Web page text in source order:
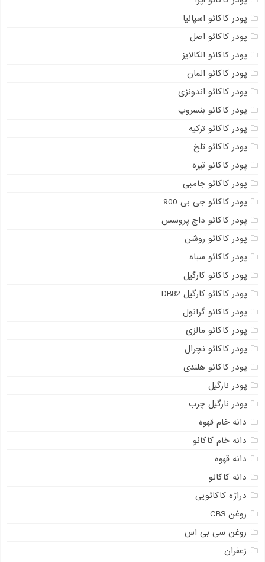
پودر کاکائو اسپانیا
پودر کاکائو اصل
پودر کاکائو الکالایز
پودر کاکائو المان
پودر کاکائو اندونزی
پودر کاکائو بنسروپ
پودر کاکائو ترکیه
پودر کاکائو تلخ
پودر کاکائو تیره
پودر کاکائو جامبی
پودر کاکائو جی بی 900
پودر کاکائو داچ پروسس
پودر کاکائو روشن
پودر کاکائو سیاه
پودر کاکائو کارگیل
پودر کاکائو کارگیل DB82
پودر کاکائو گرانول
پودر کاکائو مالزی
پودر کاکائو نچرال
پودر کاکائو هلندی
پودر نارگیل
پودر نارگیل چرب
دانه خام قهوه
دانه خام کاکائو
دانه قهوه
دانه کاکائو
دراژه کاکائویی
روغن CBS
روغن سی بی اس
زعفران